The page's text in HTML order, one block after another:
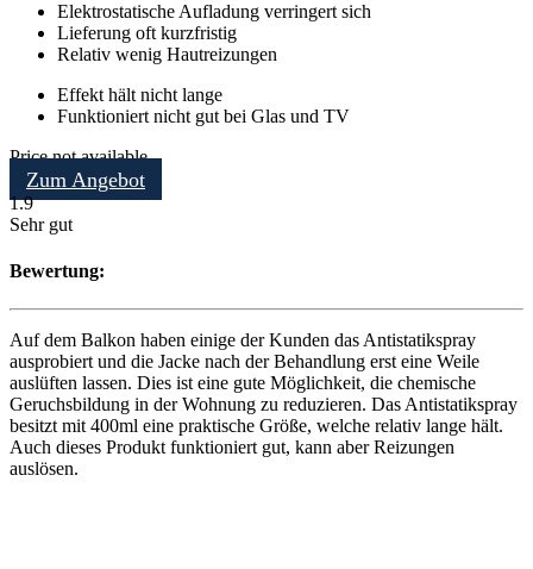
Elektrostatische Aufladung verringert sich
Lieferung oft kurzfristig
Relativ wenig Hautreizungen
Effekt hält nicht lange
Funktioniert nicht gut bei Glas und TV
Price not available
Zum Angebot
1.9
Sehr gut
Bewertung:
Auf dem Balkon haben einige der Kunden das Antistatikspray
ausprobiert und die Jacke nach der Behandlung erst eine Weile
auslüften lassen. Dies ist eine gute Möglichkeit, die chemische
Geruchsbildung in der Wohnung zu reduzieren. Das Antistatikspray
besitzt mit 400ml eine praktische Größe, welche relativ lange hält.
Auch dieses Produkt funktioniert gut, kann aber Reizungen
auslösen.